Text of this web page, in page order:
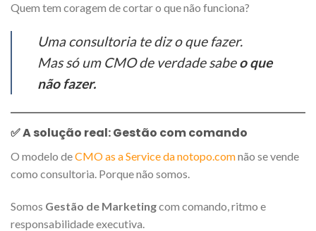
Quem tem coragem de cortar o que não funciona?
Uma consultoria te diz o que fazer.
Mas só um CMO de verdade sabeo que
não fazer.
✅ A solução real:Gestão com comando
O modelo deCMO as a Service da notopo.comnão se vende
como consultoria. Porque não somos.
Somos Gestão de Marketingcom comando, ritmo e
responsabilidade executiva.